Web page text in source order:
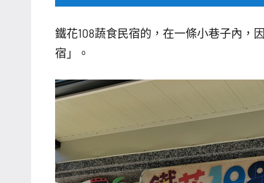
鐵花108蔬食民宿的，在一條小巷子內，
宿」。